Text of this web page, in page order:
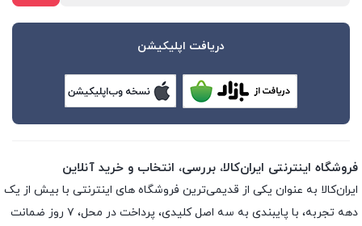
دریافت اپلیکیشن
فروشگاه اینترنتی ایران‌کالا، بررسی، انتخاب و خرید آنلاین
ایران‌کالا به عنوان یکی از قدیمی‌ترین فروشگاه های اینترنتی با بیش از یک
دهه تجربه، با پایبندی به سه اصل کلیدی، پرداخت در محل، ۷ روز ضمانت